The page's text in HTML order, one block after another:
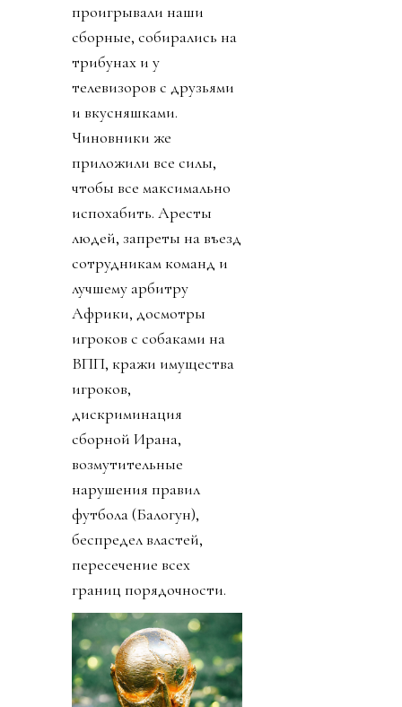
проигрывали наши
сборные, собирались на
трибунах и у
телевизоров с друзьями
и вкусняшками.
Чиновники же
приложили все силы,
чтобы все максимально
испохабить. Аресты
людей, запреты на въезд
сотрудникам команд и
лучшему арбитру
Африки, досмотры
игроков с собаками на
ВПП, кражи имущества
игроков,
дискриминация
сборной Ирана,
возмутительные
нарушения правил
футбола (Балогун),
беспредел властей,
пересечение всех
границ порядочности.